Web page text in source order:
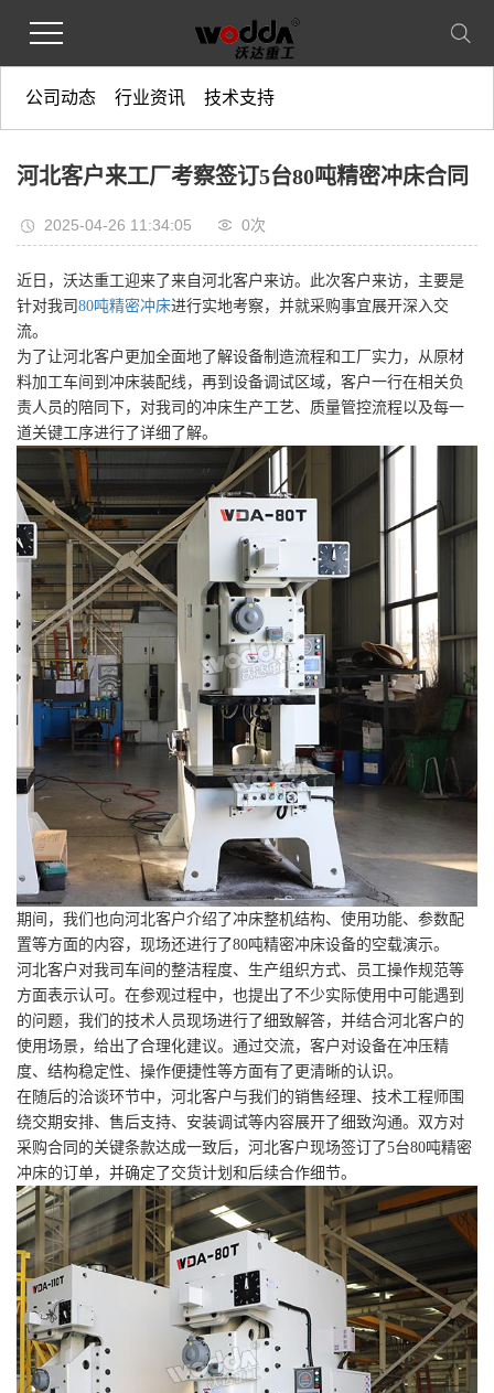
公司动态 行业资讯 技术支持
河北客户来工厂考察签订5台80吨精密冲床合同
2025-04-26 11:34:05 0次
近日，沃达重工迎来了来自河北客户来访。此次客户来访，主要是
针对我司80吨精密冲床进行实地考察，并就采购事宜展开深入交
流。
为了让河北客户更加全面地了解设备制造流程和工厂实力，从原材
料加工车间到冲床装配线，再到设备调试区域，客户一行在相关负
责人员的陪同下，对我司的冲床生产工艺、质量管控流程以及每一
道关键工序进行了详细了解。
期间，我们也向河北客户介绍了冲床整机结构、使用功能、参数配
置等方面的内容，现场还进行了80吨精密冲床设备的空载演示。
河北客户对我司车间的整洁程度、生产组织方式、员工操作规范等
方面表示认可。在参观过程中，也提出了不少实际使用中可能遇到
的问题，我们的技术人员现场进行了细致解答，并结合河北客户的
使用场景，给出了合理化建议。通过交流，客户对设备在冲压精
度、结构稳定性、操作便捷性等方面有了更清晰的认识。
在随后的洽谈环节中，河北客户与我们的销售经理、技术工程师围
绕交期安排、售后支持、安装调试等内容展开了细致沟通。双方对
采购合同的关键条款达成一致后，河北客户现场签订了5台80吨精密
冲床的订单，并确定了交货计划和后续合作细节。